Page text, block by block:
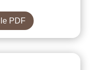
PDF